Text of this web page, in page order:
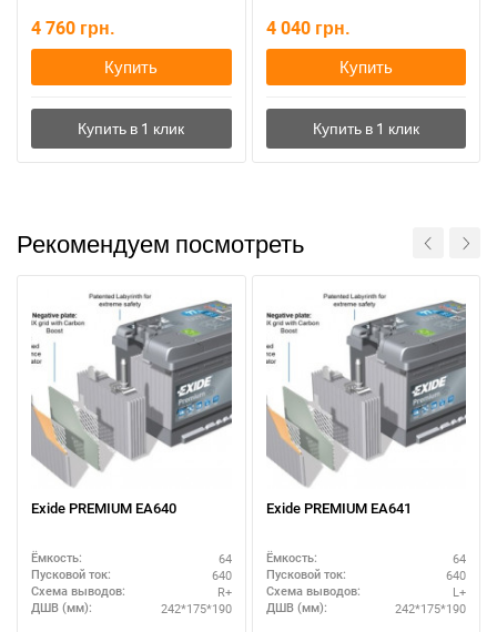
4 760 грн.
Купить
4 040 грн.
Купить
Рекомендуем посмотреть
Exide PREMIUM EA640
Ёмкость: 64
Пусковой ток: 640
Схема выводов: R+
ДШВ (мм): 242*175*190
Exide PREMIUM EA641
Ёмкость: 64
Пусковой ток: 640
Схема выводов: L+
ДШВ (мм): 242*175*190